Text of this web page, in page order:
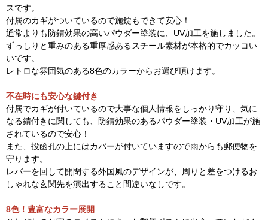
スです。
付属のカギがついているので施錠もできて安心！
通常よりも防錆効果の高いパウダー塗装に、UV加工を施しました。
ずっしりと重みのある重厚感あるスチール素材が本格的でカッコい
いです。
レトロな雰囲気のある8色のカラーからお選び頂けます。
不在時にも安心な鍵付き
付属でカギが付いているので大事な個人情報をしっかり守り、気に
なる錆付きに関しても、防錆効果のあるパウダー塗装・UV加工が施
されているので安心！
また、投函孔の上にはカバーが付いていますので雨からも郵便物を
守ります。
レバーを回して開閉する外国風のデザインが、周りと差をつけるお
しゃれな玄関先を演出すること間違いなしです。
8色！豊富なカラー展開